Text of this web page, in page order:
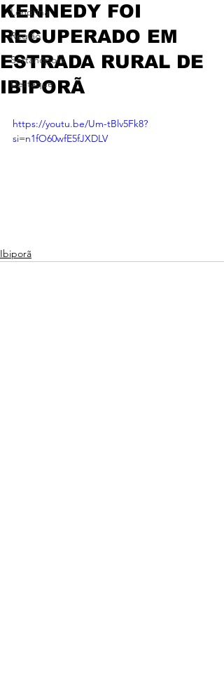
Londrina
Região
Sertanópolis
Destaque
KENNEDY FOI
RECUPERADO EM
ESTRADA RURAL DE
IBIPORÃ
https://youtu.be/Um-tBlv5Fk8?
si=n1fO60wfE5fJXDLV
Ibiporã